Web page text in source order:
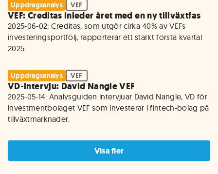
Uppdragsanalys VEF
VEF: Creditas inleder året med en ny tillväxtfas
2025-06-02: Creditas, som utgör cirka 40% av VEFs
investeringsportfölj, rapporterar ett starkt första kvartal
Uppdragsanalys VEF
VD-intervju: David Nangle VEF
2025-05-14: Analysguiden intervjuar David Nangle, VD för
investmentbolaget VEF som investerar i fintech-bolag på
tillväxtmarknader.
Visa fler